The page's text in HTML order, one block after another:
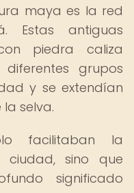
maya es la red
Estas antiguas
piedra caliza
grupos
y se extendían
selva.
facilitaban la
sino que
significado